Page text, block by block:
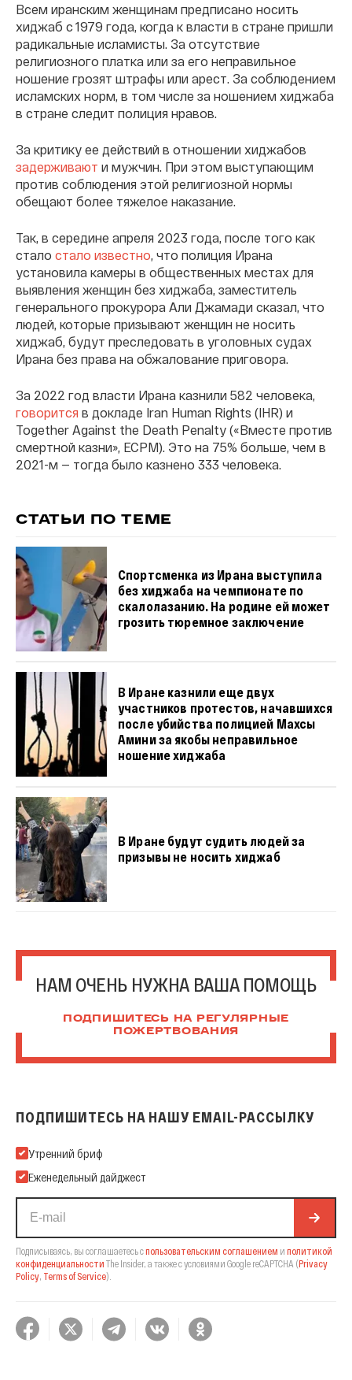
Всем иранским женщинам предписано носить
хиджаб с 1979 года, когда к власти в стране пришли
радикальные исламисты. За отсутствие
религиозного платка или за его неправильное
ношение грозят штрафы или арест. За соблюдением
исламских норм, в том числе за ношением хиджаба
в стране следит полиция нравов.
За критику ее действий в отношении хиджабов
задерживают и мужчин. При этом выступающим
против соблюдения этой религиозной нормы
обещают более тяжелое наказание.
Так, в середине апреля 2023 года, после того как
стало стало известно, что полиция Ирана
установила камеры в общественных местах для
выявления женщин без хиджаба, заместитель
генерального прокурора Али Джамади сказал, что
людей, которые призывают женщин не носить
хиджаб, будут преследовать в уголовных судах
Ирана без права на обжалование приговора.
За 2022 год власти Ирана казнили 582 человека,
говорится в докладе Iran Human Rights (IHR) и
Together Against the Death Penalty («Вместе против
смертной казни», ECPM). Это на 75% больше, чем в
2021-м — тогда было казнено 333 человека.
СТАТЬИ ПО ТЕМЕ
Спортсменка из Ирана выступила
без хиджаба на чемпионате по
скалолазанию. На родине ей может
грозить тюремное заключение
В Иране казнили еще двух
участников протестов, начавшихся
после убийства полицией Махсы
Амини за якобы неправильное
ношение хиджаба
В Иране будут судить людей за
призывы не носить хиджаб
НАМ ОЧЕНЬ НУЖНА ВАША ПОМОЩЬ
ПОДПИШИТЕСЬ НА РЕГУЛЯРНЫЕ
ПОЖЕРТВОВАНИЯ
ПОДПИШИТЕСЬ НА НАШУ EMAIL-РАССЫЛКУ
Подпишитесь на нашу Email-рассылку
Утренний бриф
Еженедельный дайджест
Подписываясь, вы соглашаетесь спользовательским соглашением и политикой
конфиденциальности The Insider, а также с условиями Google reCAPTCHA (Privacy
Policy, Terms of Service).